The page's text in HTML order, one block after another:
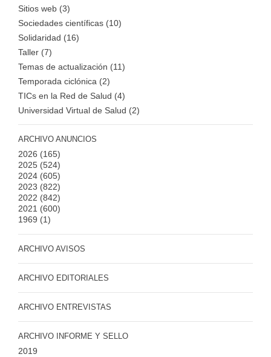
Sitios web (3)
Sociedades científicas (10)
Solidaridad (16)
Taller (7)
Temas de actualización (11)
Temporada ciclónica (2)
TICs en la Red de Salud (4)
Universidad Virtual de Salud (2)
ARCHIVO ANUNCIOS
2026 (165)
2025 (524)
2024 (605)
2023 (822)
2022 (842)
2021 (600)
1969 (1)
ARCHIVO AVISOS
ARCHIVO EDITORIALES
ARCHIVO ENTREVISTAS
ARCHIVO INFORME Y SELLO
2019